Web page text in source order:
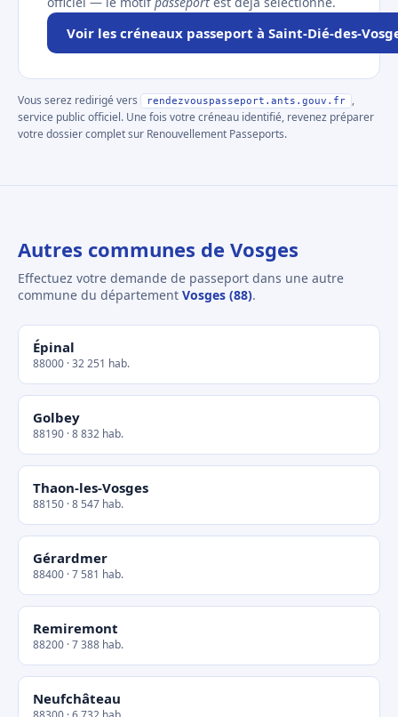
Voir les créneaux passeport à Saint-Dié-des-
Vous serez redirigé vers rendezvouspasseport.ants.gouv.fr
,
service public officiel. Une fois votre créneau identifié, revenez préparer
votre dossier complet sur Renouvellement Passeports.
Autres communes de Vosges
Effectuez votre demande de passeport dans une autre
commune du département Vosges (88).
Épinal
88000 · 32 251 hab.
Golbey
88190 · 8 832 hab.
Thaon-les-Vosges
88150 · 8 547 hab.
Gérardmer
88400 · 7 581 hab.
Remiremont
88200 · 7 388 hab.
Neufchâteau